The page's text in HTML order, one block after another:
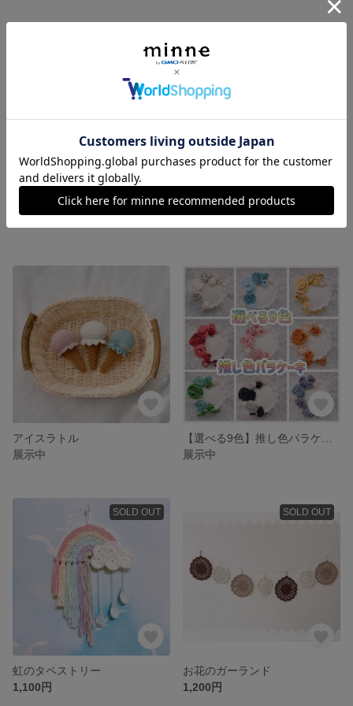
SOLD OUT
【sea0508様専用】イースターのガーランド
星のステッキ
アイスラトル
展示中
展示中
SOLD OUT
虹のタペストリー
1,100円
SOLD OUT
お花のガーランド
1,200円